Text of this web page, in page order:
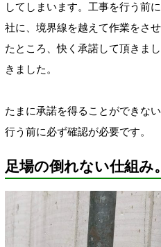
してしまいます。工事を行う前
社に、境界線を越えて作業をさ
たところ、快く承諾して頂きま
きました。
たまに承諾を得ることができな
行う前に必ず確認が必要です。
足場の倒れない仕組み。